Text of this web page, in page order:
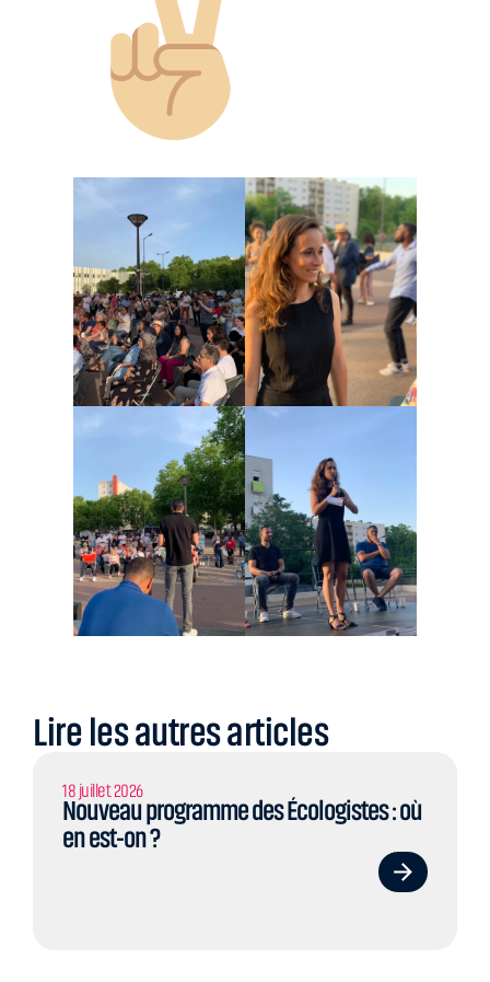
Lire les autres articles
18 juillet 2026
Nouveau programme des Écologistes : où
en est-on ?